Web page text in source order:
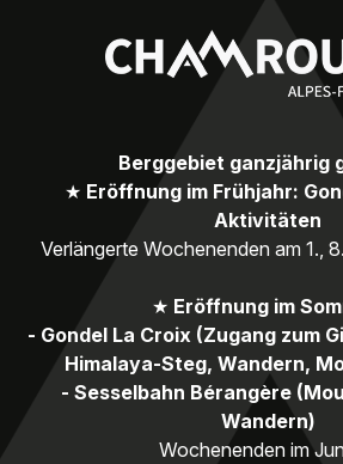
Berggebiet ganzjährig
★ Eröffnung im Frühjahr:
Aktivitäten
Verlängerte Wochenenden am 1.,
★ Eröffnung im
- Gondel La Croix (Zugang zum
Himalaya-Steg, Wandern,
- Sesselbahn Bérangère
Wandern)
Wochenenden im